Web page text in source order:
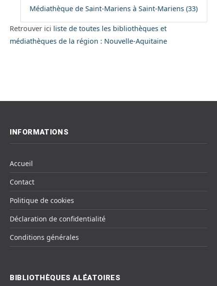
Médiathèque de Saint-Mariens à Saint-Mariens (33)
Retrouver ici liste de toutes les bibliothèques et
médiathèques de la région : Nouvelle-Aquitaine
INFORMATIONS
Accueil
Contact
Politique de cookies
Déclaration de confidentialité
Conditions générales
BIBLIOTHÈQUES ALÉATOIRES